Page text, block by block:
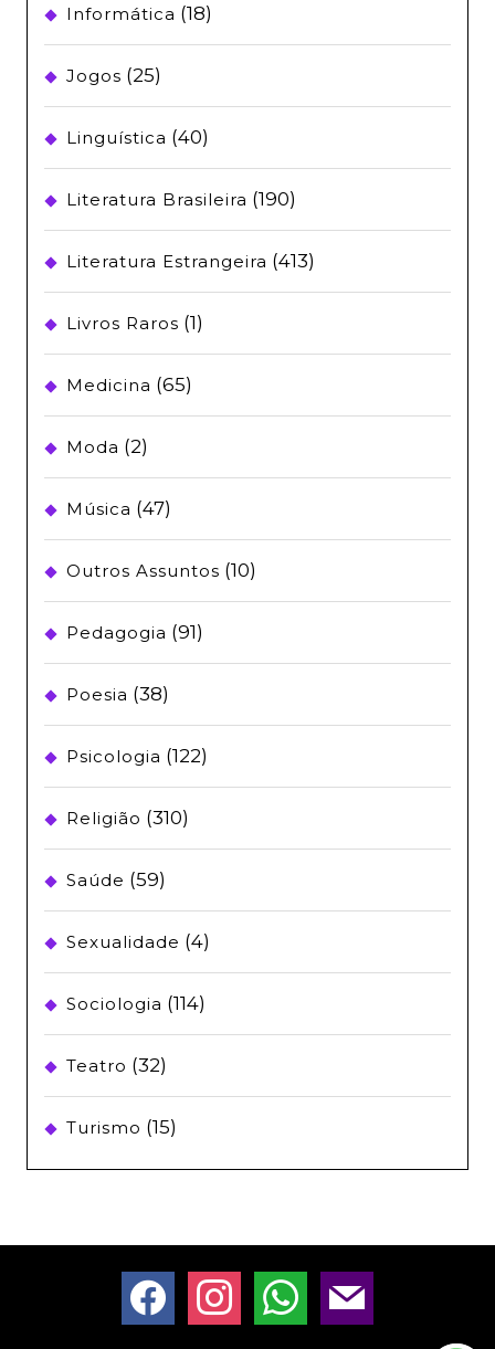
Informática (18)
Jogos (25)
Linguística (40)
Literatura Brasileira (190)
Literatura Estrangeira (413)
Livros Raros (1)
Medicina (65)
Moda (2)
Música (47)
Outros Assuntos (10)
Pedagogia (91)
Poesia (38)
Psicologia (122)
Religião (310)
Saúde (59)
Sexualidade (4)
Sociologia (114)
Teatro (32)
Turismo (15)
facebookinstagramwhatsappmail